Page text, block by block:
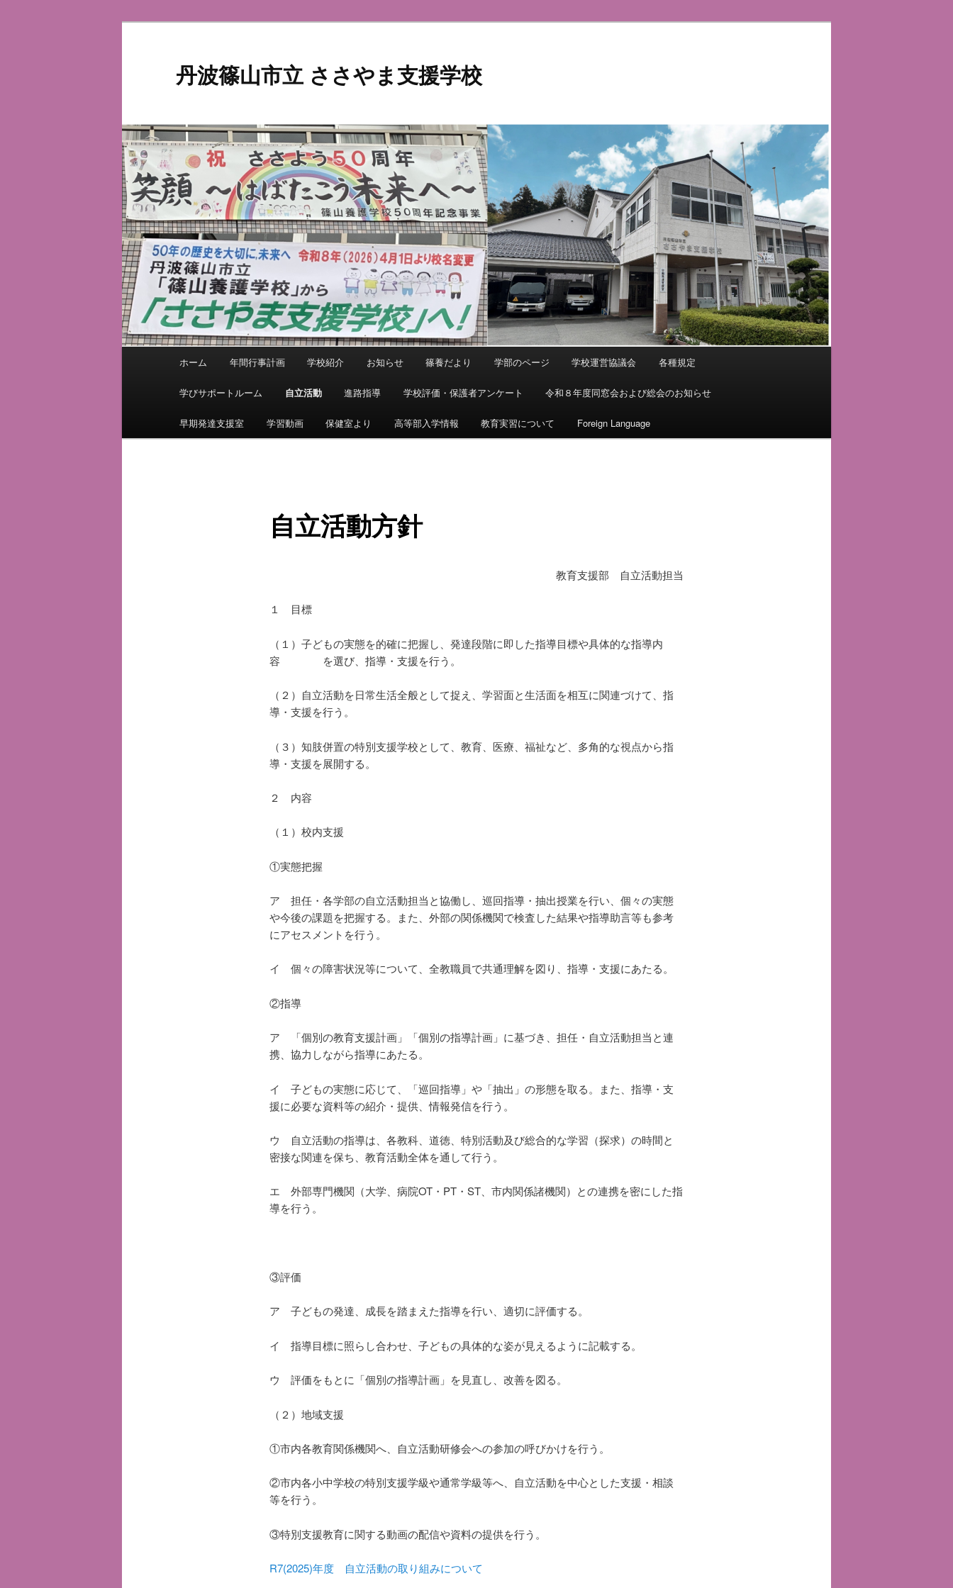
丹波篠山市立 ささやま支援学校
ュ
ホーム 年間行事計画 学校紹介 お知らせ 篠養だより 学部のページ 学校運営協議会 各種規定
学びサポートルーム 自立活動 進路指導 学校評価・保護者アンケート 令和８年度同窓会および総会のお知らせ
早期発達支援室 学習動画 保健室より 高等部入学情報 教育実習について Foreign Language
自立活動方針
教育支援部 自立活動担当
１ 目標
（１）子どもの実態を的確に把握し、発達段階に即した指導目標や具体的な指導内
容 を選び、指導・支援を行う。
（２）自立活動を日常生活全般として捉え、学習面と生活面を相互に関連づけて、指
導・支援を行う。
（３）知肢併置の特別支援学校として、教育、医療、福祉など、多角的な視点から指
導・支援を展開する。
２ 内容
（１）校内支援
①実態把握
ア 担任・各学部の自立活動担当と協働し、巡回指導・抽出授業を行い、個々の実態
や今後の課題を把握する。また、外部の関係機関で検査した結果や指導助言等も参考
にアセスメントを行う。
イ 個々の障害状況等について、全教職員で共通理解を図り、指導・支援にあたる。
②指導
ア 「個別の教育支援計画」「個別の指導計画」に基づき、担任・自立活動担当と連
携、協力しながら指導にあたる。
イ 子どもの実態に応じて、「巡回指導」や「抽出」の形態を取る。また、指導・支
援に必要な資料等の紹介・提供、情報発信を行う。
ウ 自立活動の指導は、各教科、道徳、特別活動及び総合的な学習（探求）の時間と
密接な関連を保ち、教育活動全体を通して行う。
エ 外部専門機関（大学、病院OT・PT・ST、市内関係諸機関）との連携を密にした指
導を行う。
③評価
ア 子どもの発達、成長を踏まえた指導を行い、適切に評価する。
イ 指導目標に照らし合わせ、子どもの具体的な姿が見えるように記載する。
ウ 評価をもとに「個別の指導計画」を見直し、改善を図る。
（２）地域支援
①市内各教育関係機関へ、自立活動研修会への参加の呼びかけを行う。
②市内各小中学校の特別支援学級や通常学級等へ、自立活動を中心とした支援・相談
等を行う。
③特別支援教育に関する動画の配信や資料の提供を行う。
R7(2025)年度 自立活動の取り組みについて